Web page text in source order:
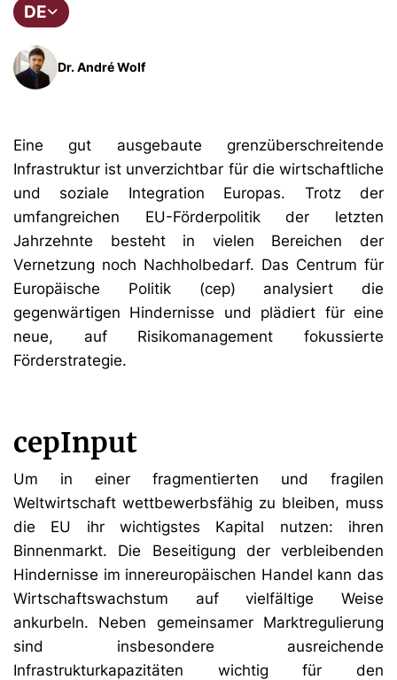
DE
Dr. André Wolf
Eine gut ausgebaute grenzüberschreitende
Infrastruktur ist unverzichtbar für die wirtschaftliche
und soziale Integration Europas. Trotz der
umfangreichen EU-Förderpolitik der letzten
Jahrzehnte besteht in vielen Bereichen der
Vernetzung noch Nachholbedarf. Das Centrum für
Europäische Politik (cep) analysiert die
gegenwärtigen Hindernisse und plädiert für eine
neue, auf Risikomanagement fokussierte
Förderstrategie.
cepInput
Um in einer fragmentierten und fragilen
Weltwirtschaft wettbewerbsfähig zu bleiben, muss
die EU ihr wichtigstes Kapital nutzen: ihren
Binnenmarkt. Die Beseitigung der verbleibenden
Hindernisse im innereuropäischen Handel kann das
Wirtschaftswachstum auf vielfältige Weise
ankurbeln. Neben gemeinsamer Marktregulierung
sind insbesondere ausreichende
Infrastrukturkapazitäten wichtig für den